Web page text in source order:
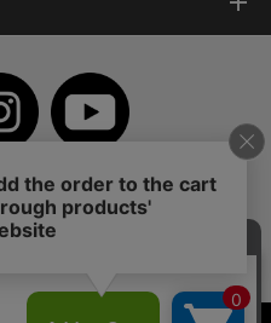
ご利用案内
ご利用規約
商取引法
会社案内
せ
ピンポイントサーチ